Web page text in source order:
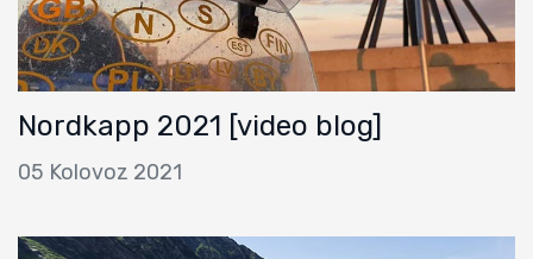
Nordkapp 2021 [video blog]
05 Kolovoz 2021